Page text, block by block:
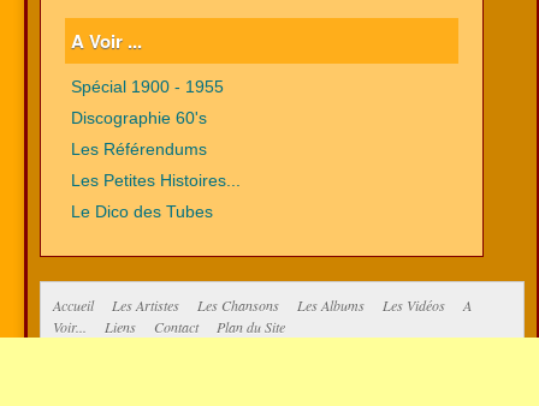
A Voir ...
Spécial 1900 - 1955
Discographie 60's
Les Référendums
Les Petites Histoires...
Le Dico des Tubes
Accueil Les Artistes Les Chansons Les Albums Les Vidéos
A
Voir...
Liens Contact Plan du Site